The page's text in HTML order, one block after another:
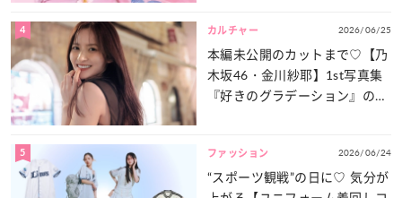
4 カルチャー 2026/06/25
本編未公開のカットまで♡【乃
木坂46・金川紗耶】1st写真集
『好きのグラデーション』の魅
5 ファッション 2026/06/24
“スポーツ観戦”の日に♡ 気分が